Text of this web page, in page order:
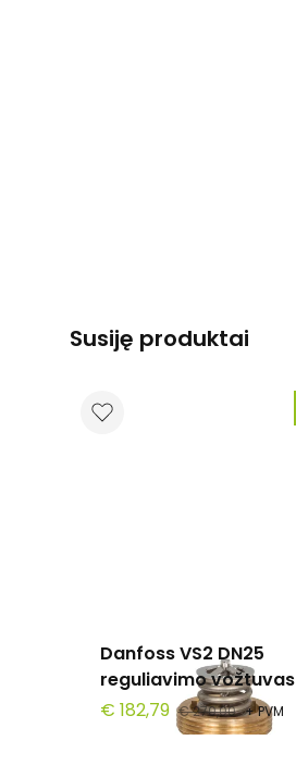
Susiję produktai
Danfoss VS2 DN25
reguliavimo vožtuvas
€ 182,79 € 270,00 + PVM